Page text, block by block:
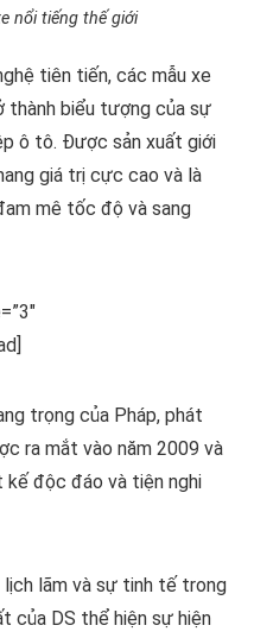
nổi tiếng thế giới
tiên tiến, các mẫu xe
biểu tượng của sự
ô tô. Được sản xuất giới
giá trị cực cao và là
mê tốc độ và sang
trọng của Pháp, phát
ra mắt vào năm 2009 và
kế độc đáo và tiện nghi
lịch lãm và sự tinh tế trong
của DS thể hiện sự hiện